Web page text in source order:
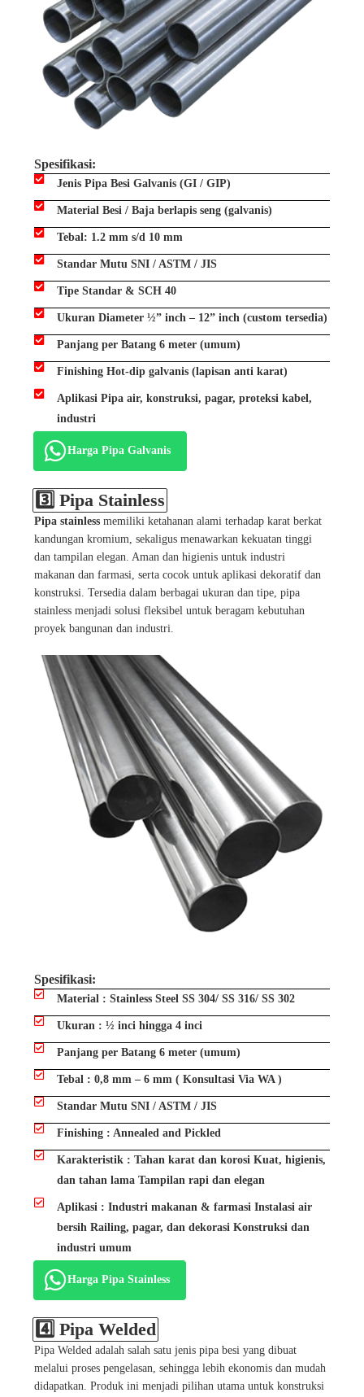
Spesifikasi:
Jenis Pipa Besi Galvanis (GI / GIP)
Material Besi / Baja berlapis seng (galvanis)
Tebal: 1.2 mm s/d 10 mm
Standar Mutu SNI / ASTM / JIS
Tipe Standar & SCH 40
Ukuran Diameter ½” inch – 12” inch (custom tersedia)
Panjang per Batang 6 meter (umum)
Finishing Hot-dip galvanis (lapisan anti karat)
Aplikasi Pipa air, konstruksi, pagar, proteksi kabel,
industri
Harga Pipa Galvanis
3️⃣ Pipa Stainless
Pipa stainless memiliki ketahanan alami terhadap karat berkat
kandungan kromium, sekaligus menawarkan kekuatan tinggi
dan tampilan elegan. Aman dan higienis untuk industri
makanan dan farmasi, serta cocok untuk aplikasi dekoratif dan
konstruksi. Tersedia dalam berbagai ukuran dan tipe, pipa
stainless menjadi solusi fleksibel untuk beragam kebutuhan
proyek bangunan dan industri.
Spesifikasi:
Material : Stainless Steel SS 304/ SS 316/ SS 302
Ukuran : ½ inci hingga 4 inci
Panjang per Batang 6 meter (umum)
Tebal : 0,8 mm – 6 mm ( Konsultasi Via WA )
Standar Mutu SNI / ASTM / JIS
Finishing : Annealed and Pickled
Karakteristik : Tahan karat dan korosi Kuat, higienis,
dan tahan lama Tampilan rapi dan elegan
Aplikasi : Industri makanan & farmasi Instalasi air
bersih Railing, pagar, dan dekorasi Konstruksi dan
industri umum
Harga Pipa Stainless
4️⃣ Pipa Welded
Pipa Welded adalah salah satu jenis pipa besi yang dibuat
melalui proses pengelasan, sehingga lebih ekonomis dan mudah
didapatkan. Produk ini menjadi pilihan utama untuk konstruksi